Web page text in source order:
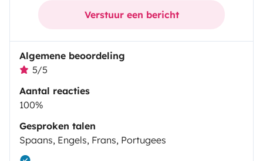
Verstuur een bericht
Algemene beoordeling
5/5
Aantal reacties
100%
Gesproken talen
Spaans, Engels, Frans, Portugees